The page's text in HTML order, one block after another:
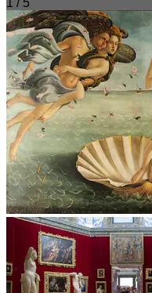
1 / 5